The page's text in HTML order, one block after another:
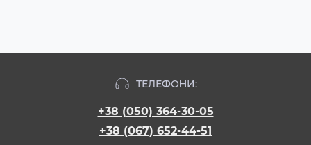
ТЕЛЕФОНИ:
+38 (050) 364-30-05
+38 (067) 652-44-51